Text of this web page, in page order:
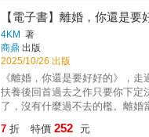
候會覺得煩不煩啊，真沒道理，
喜並夾雜著不少的痛苦。我說的
感受，同時也是人在探索自我與
感受。茉莉以極度坦誠、赤裸而
書寫她在開放式婚姻中的探索，
覆與掙扎都毫不遮掩地攤在讀者
的過程中偶爾會覺得好煩、疲憊
勇氣與脆弱觸動的同時，也讓我
們看見更多樣的自己。那些嫉妒
我的鏡子。華麗的不只是那些愛
我們願意一再誠實面對與陪伴自
修補一個又一個「水桶的漏洞」
可能讓我們愛得更多，但更需要
自己。當我們跨出那一步，愛不
單選題，而成為一場真實、赤裸
自由的旅行。直到有一天，我們
立走向連結。‧ 有趣四型動物心
識你與伴侶的溝通類型，了解彼
互動模式。‧ 豐富實用對話教戰
對話、轉局對話、實用句型與溝
隨時查閱、立即應用。‧運用AI
辨「有毒溝通」、「情緒勒索」
縱」的真面目。讓你不再受困於
（海蒂）｜諮商心理師陳品皓｜
不內傷也不傷人。‧遠離毒性話語
溝通」、「情緒勒索」與「煤氣
你感情路上越走越順。【閱讀對
長長久久的你：這本書能幫你為
值，即使偶爾扣款也不怕。‧經常
吵的你：讓你看懂對話裡的情緒
播同一集。‧覺得對方都聽不懂人
看懂自己、也看懂對方，找到雙
開局。‧覺得另一半情緒化很難懂
你和伴侶持續產生矛盾、無法解
愛靠激情，長期相守靠清醒？──
 你們尊重彼此的邊界嗎？如果
中失去自己，愛也會隨之消失
嗎？不會愛自己的人，會不斷向
以推動關係發展 你們有共同的
關係不只是共同生活，更是共同
通 停止說教，只在對方邀請時
了。──不是總是遇到渣男，是沒
正關係裡的錯誤模式。──這是一
「關係內耗」的行動指南。本書
關係中、曾經被關係困住、或想
的人。從心理學與真實經驗出發
密、有毒互動、功能失調關係等
式」的根源，幫助你辨認不健康
學會在愛中保有自我。引導讀者
通、修復，到療癒童年傷痛與強
【電子書】離婚，你還是要
4KM 著
商鼎 出版
2025/10/26 出版
《離婚，你還是要好好的》，走
扶養後回首過去之作只要你下定
了，沒有什麼過不去的檻。離婚
至少一半的自己。要謝謝自己願
7 折 特價 252 元